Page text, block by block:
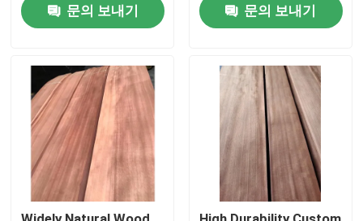
제품
우리에 대하여
공장 여행
문의 보내기
문의 보내기